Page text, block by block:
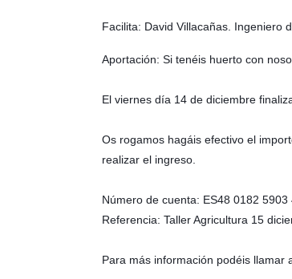
Facilita: David Villacañas. Ingeniero
Aportación: Si tenéis huerto con
El viernes día 14 de diciembre
Os rogamos hagáis efectivo el
realizar el ingreso.
Número de cuenta: ES48 0182 5903
Referencia: Taller Agricultura 15
Para más información podéis llamar